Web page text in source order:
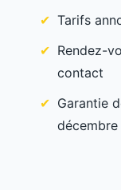
Tarifs
Rendez-
contact
Garantie
décembre